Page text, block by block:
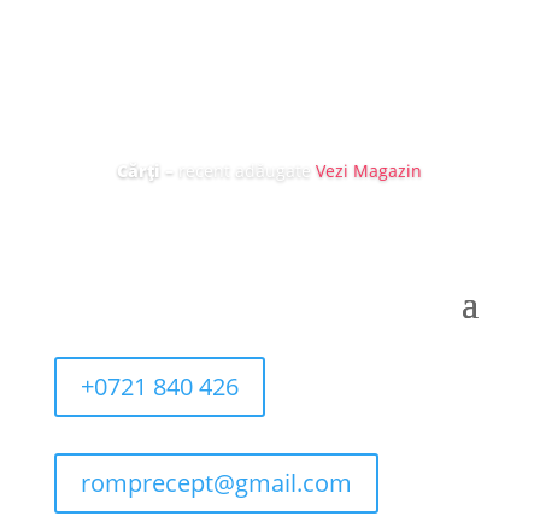
Cărți – recent adăugateVezi Magazin
+0721 840 426
romprecept@gmail.com